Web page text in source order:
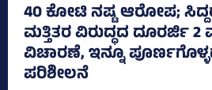
40 ಕೋಟಿ ನಷ್ಟ ಆರೋಪ;
ಮತ್ತಿತರ ವಿರುದ್ಧದ ದೂರರ್ಜಿ 2
ವಿಚಾರಣೆ, ಇನ್ನೂ
ಪರಿಶೀಲನೆ